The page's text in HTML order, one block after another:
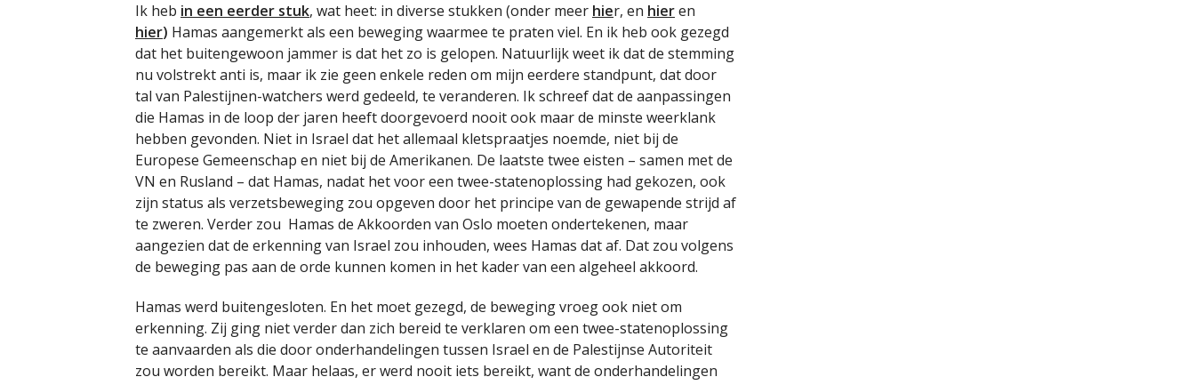
Ik heb in een eerder stuk, wat heet: in diverse stukken (onder meer hier, en hieren
hier) Hamas aangemerkt als een beweging waarmee te praten viel. En ik heb ook gezegd
dat het buitengewoon jammer is dat het zo is gelopen. Natuurlijk weet ik dat de stemming
nu volstrekt anti is, maar ik zie geen enkele reden om mijn eerdere standpunt, dat door
tal van Palestijnen-watchers werd gedeeld, te veranderen. Ik schreef dat de aanpassingen
die Hamas in de loop der jaren heeft doorgevoerd nooit ook maar de minste weerklank
hebben gevonden. Niet in Israel dat het allemaal kletspraatjes noemde, niet bij de
Europese Gemeenschap en niet bij de Amerikanen. De laatste twee eisten – samen met de
VN en Rusland – dat Hamas, nadat het voor een twee-statenoplossing had gekozen, ook
zijn status als verzetsbeweging zou opgeven door het principe van de gewapende strijd af
te zweren. Verder zou Hamas de Akkoorden van Oslo moeten ondertekenen, maar
aangezien dat de erkenning van Israel zou inhouden, wees Hamas dat af. Dat zou volgens
de beweging pas aan de orde kunnen komen in het kader van een algeheel akkoord.
Hamas werd buitengesloten. En het moet gezegd, de beweging vroeg ook niet om
erkenning. Zij ging niet verder dan zich bereid te verklaren om een twee-statenoplossing
te aanvaarden als die door onderhandelingen tussen Israel en de Palestijnse Autoriteit
zou worden bereikt. Maar helaas, er werd nooit iets bereikt, want de onderhandelingen